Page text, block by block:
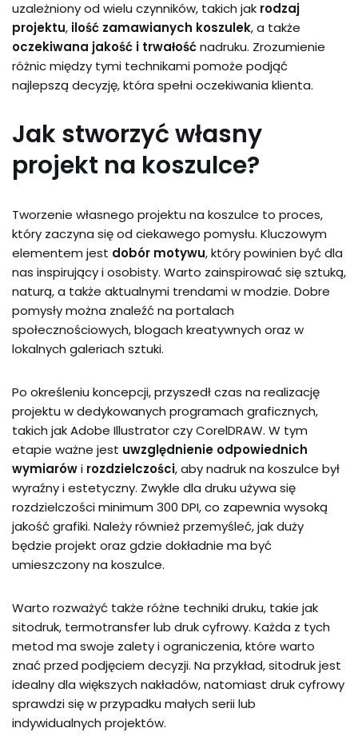
uzależniony od wielu czynników, takich jak rodzaj
projektu, ilość zamawianych koszulek, a także
oczekiwana jakość i trwałośćnadruku. Zrozumienie
różnic między tymi technikami pomoże podjąć
najlepszą decyzję, która spełni oczekiwania klienta.
Jak stworzyć własny
projekt na koszulce?
Tworzenie własnego projektu na koszulce to proces,
który zaczyna się od ciekawego pomysłu. Kluczowym
elementem jest dobór motywu, który powinien być dla
nas inspirujący i osobisty. Warto zainspirować się sztuką,
naturą, a także aktualnymi trendami w modzie. Dobre
pomysły można znaleźć na portalach
społecznościowych, blogach kreatywnych oraz w
lokalnych galeriach sztuki.
Po określeniu koncepcji, przyszedł czas na realizację
projektu w dedykowanych programach graficznych,
takich jak Adobe Illustrator czy CorelDRAW. W tym
etapie ważne jest uwzględnienie odpowiednich
wymiarówi rozdzielczości, aby nadruk na koszulce był
wyraźny i estetyczny. Zwykle dla druku używa się
rozdzielczości minimum 300 DPI, co zapewnia wysoką
jakość grafiki. Należy również przemyśleć, jak duży
będzie projekt oraz gdzie dokładnie ma być
umieszczony na koszulce.
Warto rozważyć także różne techniki druku, takie jak
sitodruk, termotransfer lub druk cyfrowy. Każda z tych
metod ma swoje zalety i ograniczenia, które warto
znać przed podjęciem decyzji. Na przykład, sitodruk jest
idealny dla większych nakładów, natomiast druk cyfrowy
sprawdzi się w przypadku małych serii lub
indywidualnych projektów.